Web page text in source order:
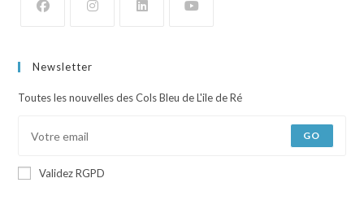
Newsletter
Toutes les nouvelles des Cols Bleu de L'ile de Ré
GO
Validez RGPD